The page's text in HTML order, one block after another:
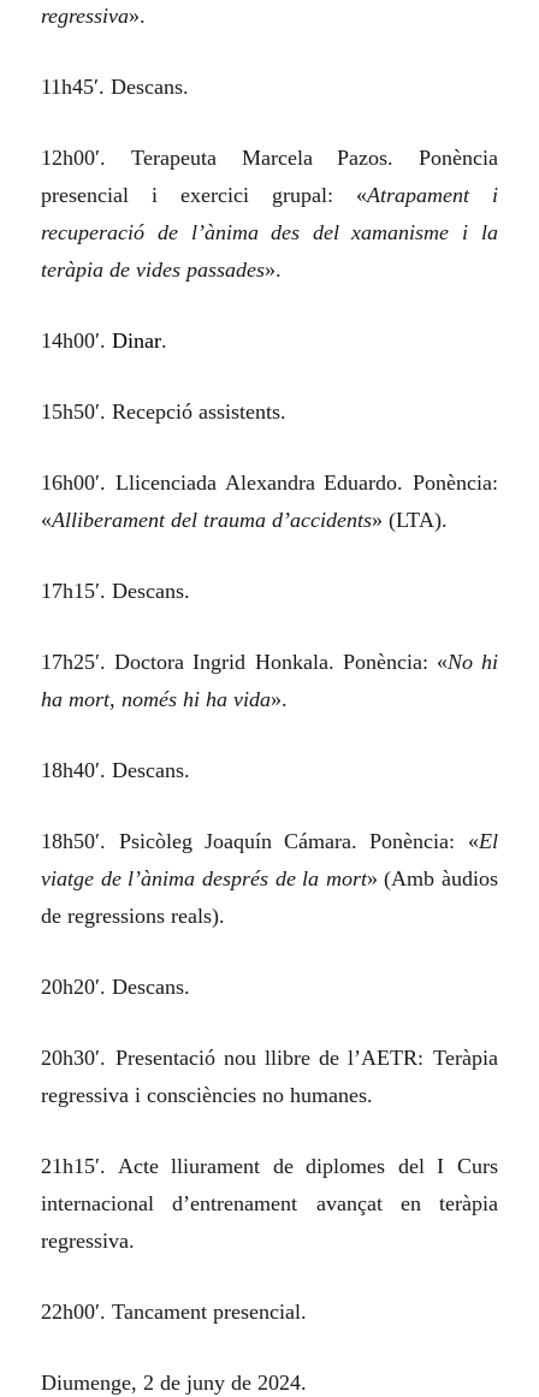
regressiva».
11h45′. Descans.
12h00′. Terapeuta Marcela Pazos. Ponència
presencial i exercici grupal: «Atrapament i
recuperació de l’ànima des del xamanisme i la
teràpia de vides passades».
14h00′.Dinar.
15h50′. Recepció assistents.
16h00′. Llicenciada Alexandra Eduardo. Ponència:
«Alliberament del trauma d’accidents» (LTA).
17h15′. Descans.
17h25′. Doctora Ingrid Honkala. Ponència: «No hi
ha mort, només hi ha vida».
18h40′. Descans.
18h50′. Psicòleg Joaquín Cámara. Ponència: «El
viatge de l’ànima després de la mort» (Amb àudios
de regressions reals).
20h20′. Descans.
20h30′. Presentació nou llibre de l’AETR: Teràpia
regressiva i consciències no humanes.
21h15′. Acte lliurament de diplomes del I Curs
internacional d’entrenament avançat en teràpia
regressiva.
22h00′. Tancament presencial.
Diumenge, 2 de juny de 2024.